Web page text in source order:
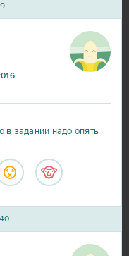
в задании надо опять
10
9